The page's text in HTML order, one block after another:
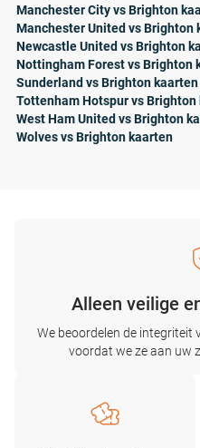
Manchester City vs Brighton
Manchester United vs Brighton
Newcastle United vs Brighton
Nottingham Forest vs Brighton
Sunderland vs Brighton kaarten
Tottenham Hotspur vs Brighton
West Ham United vs Brighton
Wolves vs Brighton kaarten
Alleen veilige
We beoordelen de integriteit
voordat we ze aan uw